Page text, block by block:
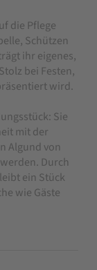
die Pflege
Schützen
ihr eigenes,
bei Festen,
wird.
Sie
mit der
Algund von
Durch
ein Stück
wie Gäste